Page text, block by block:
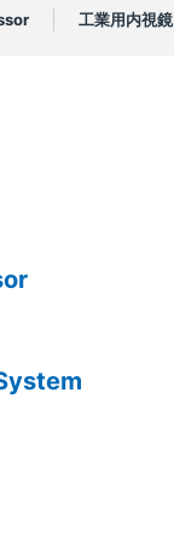
工業用内視鏡